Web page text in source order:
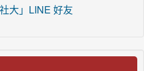
大」LINE 好友